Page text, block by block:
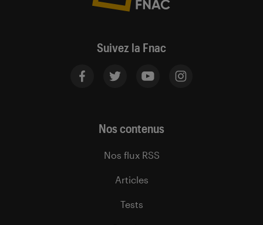
Suivez la Fnac
Nos contenus
Nos flux RSS
Articles
Tests